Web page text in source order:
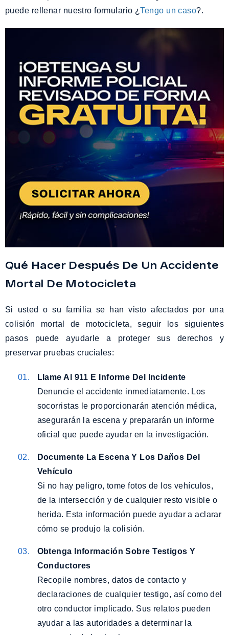
puede rellenar nuestro formulario ¿Tengo un caso?.
Qué Hacer Después De Un Accidente
Mortal De Motocicleta
Si usted o su familia se han visto afectados por una
colisión mortal de motocicleta, seguir los siguientes
pasos puede ayudarle a proteger sus derechos y
preservar pruebas cruciales:
Llame Al 911 E Informe Del Incidente
Denuncie el accidente inmediatamente. Los
socorristas le proporcionarán atención médica,
asegurarán la escena y prepararán un informe
oficial que puede ayudar en la investigación.
Documente La Escena Y Los Daños Del
Vehículo
Si no hay peligro, tome fotos de los vehículos,
de la intersección y de cualquier resto visible o
herida. Esta información puede ayudar a aclarar
cómo se produjo la colisión.
Obtenga Información Sobre Testigos Y
Conductores
Recopile nombres, datos de contacto y
declaraciones de cualquier testigo, así como del
otro conductor implicado. Sus relatos pueden
ayudar a las autoridades a determinar la